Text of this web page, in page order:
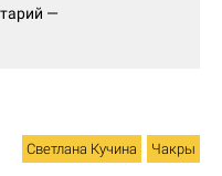
—
Светлана Кучина Чакры